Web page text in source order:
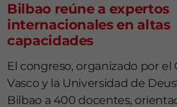
Bilbao reúne a expertos
internacionales en altas
capacidades
El congreso, organizado por el
Vasco y la Universidad de
Bilbao a 400 docentes,